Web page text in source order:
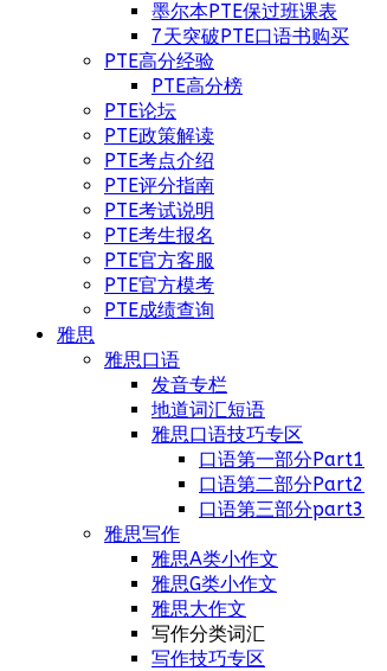
墨尔本PTE保过班课表
7天突破PTE口语书购买
PTE高分经验
PTE高分榜
PTE论坛
PTE政策解读
PTE考点介绍
PTE评分指南
PTE考试说明
PTE考生报名
PTE官方客服
PTE官方模考
PTE成绩查询
雅思
雅思口语
发音专栏
地道词汇短语
雅思口语技巧专区
口语第一部分Part1
口语第二部分Part2
口语第三部分part3
雅思写作
雅思A类小作文
雅思G类小作文
雅思大作文
写作分类词汇
写作技巧专区